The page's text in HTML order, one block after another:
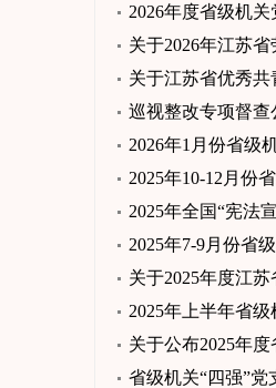
2026年度省级机
关于2026年江苏
关于江苏省优秀
巡视整改专项督查
2026年1月份省级
2025年10-12月份
2025年全国“宪法
2025年7-9月份省
关于2025年度江
2025年上半年省
关于公布2025年
省级机关“四强”党